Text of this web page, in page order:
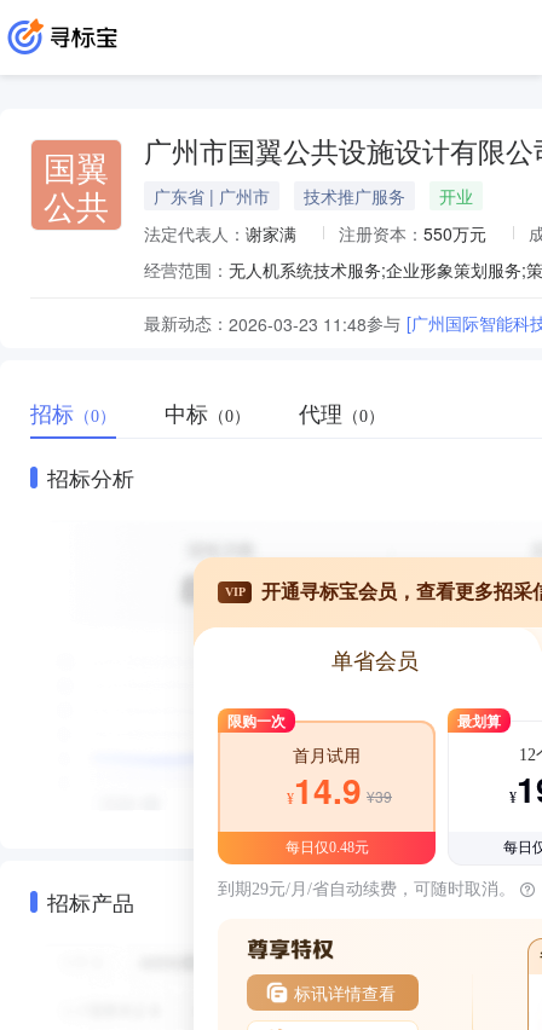
国翼
公共
广州市国翼公共设施设计有限公
广东省 | 广州市 技术推广服务
开业
法定代表人： 谢家满 注册资本： 550万元
经营范围：
最新动态： 2026-03-23 11:48参与 [广州国际智能科
招标 （0） 中标 （0） 代理 （0）
招标分析
招标产品
VIP 开通寻标宝会员，查看更多招采
单省会员
限购一次
首月试用
¥14.9 ¥39
每日仅0.48元
最划算
12
¥
每日
到期29元/月/省自动续费，可随时取消。
标讯详情查看